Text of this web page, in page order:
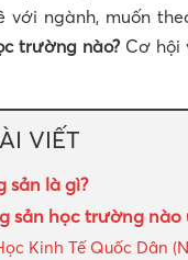
với ngành, muốn
trường nào?Cơ hội
VIẾT
sản là gì?
sản học trường nào
Kinh Tế Quốc Dân